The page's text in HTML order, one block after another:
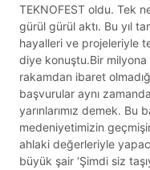
TEKNOFEST oldu. Tek
gürül gürül aktı. Bu yıl
hayalleri ve projeleriyle
diye konuştu.Bir
rakamdan ibaret
başvurular aynı
yarınlarımız demek. Bu
medeniyetimizin
ahlaki değerleriyle
büyük şair ‘Şimdi siz